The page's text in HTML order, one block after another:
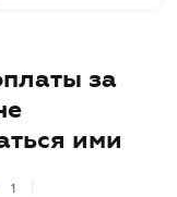
за
ими
1